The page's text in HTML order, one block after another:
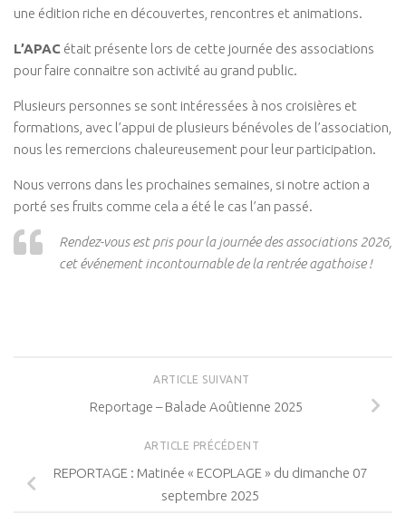
une édition riche en découvertes, rencontres et animations.
L’APAC était présente lors de cette journée des associations
pour faire connaitre son activité au grand public.
Plusieurs personnes se sont intéressées à nos croisières et
formations, avec l’appui de plusieurs bénévoles de l’association,
nous les remercions chaleureusement pour leur participation.
Nous verrons dans les prochaines semaines, si notre action a
porté ses fruits comme cela a été le cas l’an passé.
Rendez-vous est pris pour la journée des associations 2026,
cet événement incontournable de la rentrée agathoise !
ARTICLE SUIVANT
Reportage – Balade Aoûtienne 2025
ARTICLE PRÉCÉDENT
REPORTAGE : Matinée « ECOPLAGE » du dimanche 07
septembre 2025